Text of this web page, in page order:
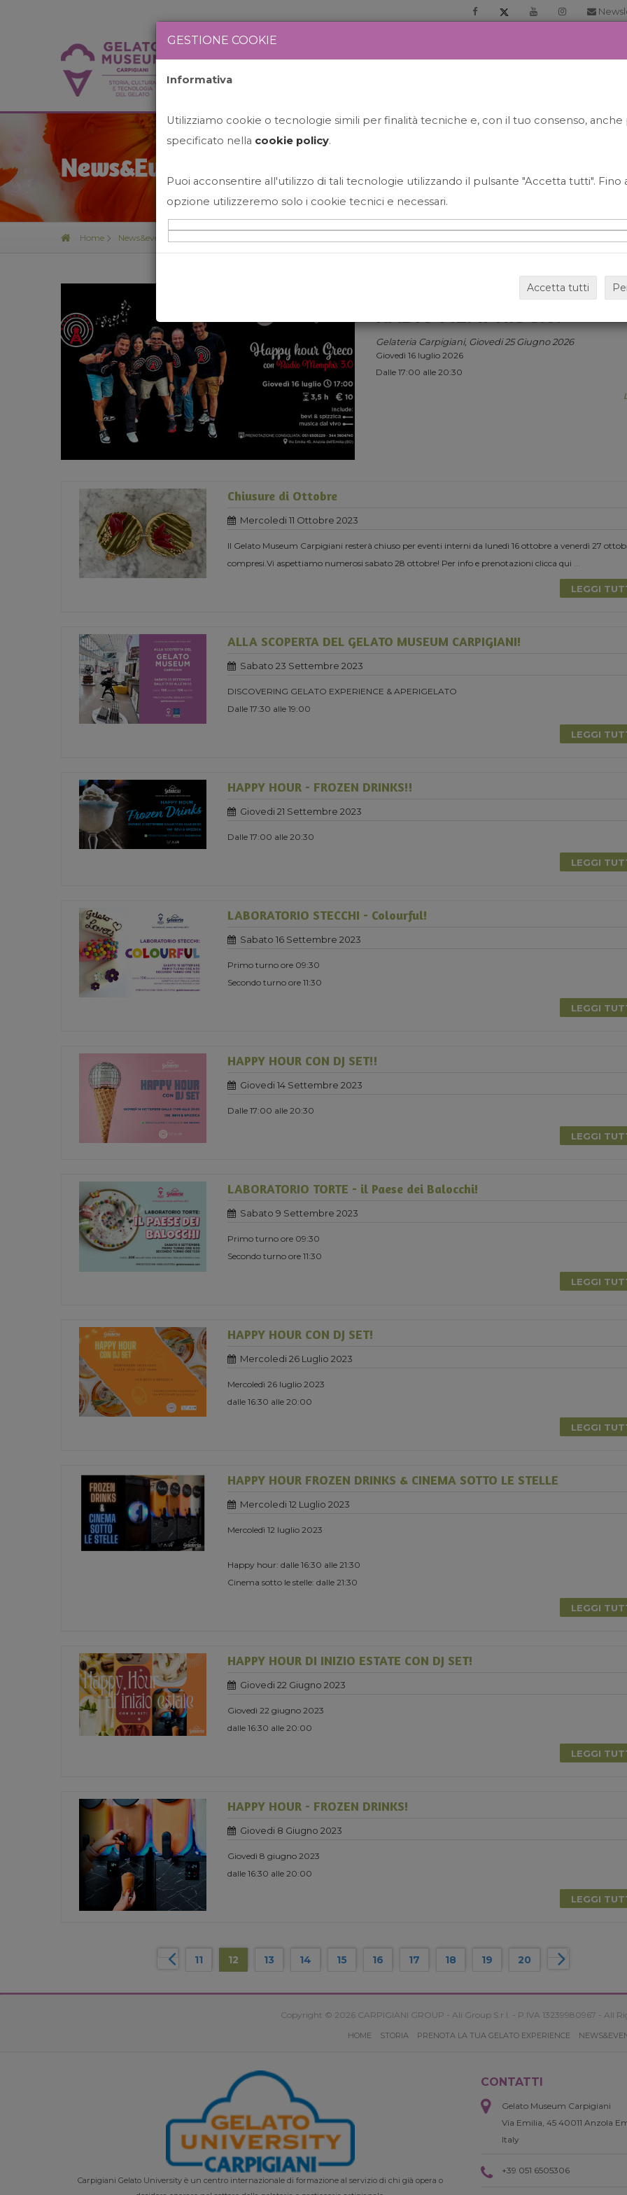
News&Events
Home News&events
HAPPY HOUR GRECO CON
RADIO MEMPHIS 3.0.
Gelateria Carpigiani, Giovedi 25 Giugno 2026
Giovedì 16 luglio 2026
Dalle 17:00 alle 20:30
Chiusure di Ottobre
Mercoledi 11 Ottobre 2023
Il Gelato Museum Carpigiani resterà chiuso per eventi interni da lunedì 16 ottobre a venerdì 27
compresi.Vi aspettiamo numerosi sabato 28 ottobre! Per info e prenotazioni clicca qui
LEGGI
ALLA SCOPERTA DEL GELATO MUSEUM CARPIGIANI!
Sabato 23 Settembre 2023
DISCOVERING GELATO EXPERIENCE & APERIGELATO
Dalle 17:30 alle 19:00
LEGGI
HAPPY HOUR - FROZEN DRINKS!!
Giovedi 21 Settembre 2023
Dalle 17:00 alle 20:30
LEGGI
LABORATORIO STECCHI - Colourful!
Sabato 16 Settembre 2023
Primo turno ore 09:30
Secondo turno ore 11:30
LEGGI
HAPPY HOUR CON DJ SET!!
Giovedi 14 Settembre 2023
Dalle 17:00 alle 20:30
LEGGI
LABORATORIO TORTE - il Paese dei Balocchi!
Sabato 9 Settembre 2023
Primo turno ore 09:30
Secondo turno ore 11:30
LEGGI
HAPPY HOUR CON DJ SET!
Mercoledi 26 Luglio 2023
Mercoledì 26 luglio 2023
dalle 16:30 alle 20:00
LEGGI
HAPPY HOUR FROZEN DRINKS & CINEMA SOTTO LE STELLE
Mercoledi 12 Luglio 2023
Mercoledì 12 luglio 2023
Happy hour: dalle 16:30 alle 21:30
Cinema sotto le stelle: dalle 21:30
LEGGI
HAPPY HOUR DI INIZIO ESTATE CON DJ SET!
Giovedi 22 Giugno 2023
Giovedì 22 giugno 2023
dalle 16:30 alle 20:00
LEGGI
HAPPY HOUR - FROZEN DRINKS!
Giovedi 8 Giugno 2023
Giovedì 8 giugno 2023
dalle 16:30 alle 20:00
LEGGI
11 12 13 14 15 16 17 18 19 20
Copyright © 2026 CARPIGIANI GROUP - Ali Group S.r.l. - P.IVA 13239980967 - All
HOME STORIA PRENOTA LA TUA GELATO EXPERIENCE
Carpigiani Gelato University è un centro internazionale di formazione al servizio di chi già opera o
CONTATTI
Gelato Museum Carpigiani
Via Emilia, 45 40011 Anzola
Italy
+39 051 6505306
GESTIONE COOKIE
Informativa
Utilizziamo cookie o tecnologie simili per finalità tecniche e, con il tuo consenso,
specificato nella cookie policy.
Puoi acconsentire all'utilizzo di tali tecnologie utilizzando il pulsante "Accetta tutti". Fino
opzione utilizzeremo solo i cookie tecnici e necessari.
Accetta tutti